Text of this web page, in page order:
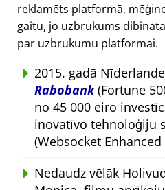
reklamēts platformā,
gaitu, jo uzbrukums
par uzbrukumu platformai.
2015. gadā
Rabobank(Fortune
no 45 000 eiro
inovatīvo tehnoloģiju
(Websocket
Nedaudz vēlāk